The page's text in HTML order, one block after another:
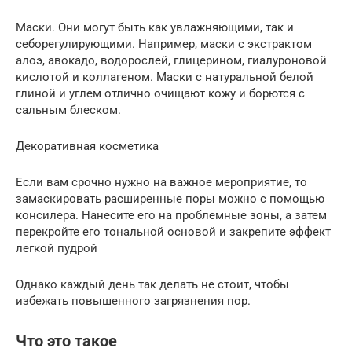
Маски. Они могут быть как увлажняющими, так и
себорегулирующими. Например, маски с экстрактом
алоэ, авокадо, водорослей, глицерином, гиалуроновой
кислотой и коллагеном. Маски с натуральной белой
глиной и углем отлично очищают кожу и борются с
сальным блеском.
Декоративная косметика
Если вам срочно нужно на важное мероприятие, то
замаскировать расширенные поры можно с помощью
консилера. Нанесите его на проблемные зоны, а затем
перекройте его тональной основой и закрепите эффект
легкой пудрой
Однако каждый день так делать не стоит, чтобы
избежать повышенного загрязнения пор.
Что это такое